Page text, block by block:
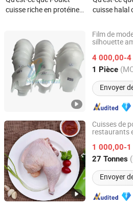
cuisse riche en protéines
cuisse halal
en protéines
Film de
silhouette
4 000,00-4
1 Pièce
Envoyer
Shijiazhuang Wonderfu
Co., Ltd.
Hebei, China
Cuisses de
restaurants
1 000,00-1
27 Tonnes
Envoyer
Pintong International Trade
Shandong, China